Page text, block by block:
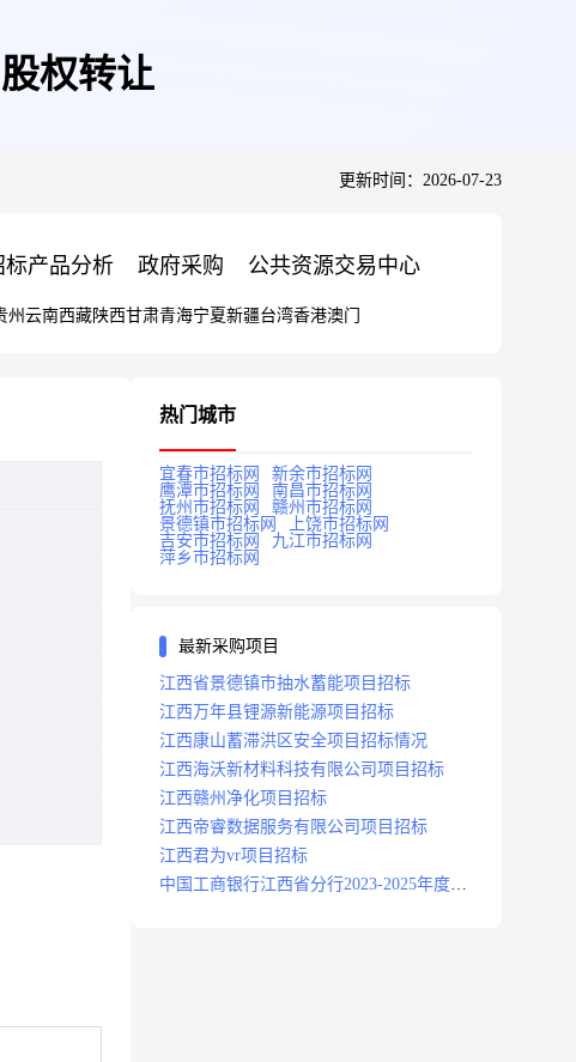
权转让
更新时间：2026-07-23
标产品分析 政府采购 公共资源交易中心
州 云南西藏陕西甘肃青海宁夏新疆台湾香港澳门
热门城市
宜春市招标网
新余市招标网
鹰潭市招标网
南昌市招标网
抚州市招标网
赣州市招标网
景德镇市招标网
上饶市招标网
吉安市招标网
九江市招标网
萍乡市招标网
最新采购项目
江西省景德镇市抽水蓄能项目招标
江西万年县锂源新能源项目招标
江西康山蓄滞洪区安全项目招标情况
江西海沃新材料科技有限公司项目招标
江西赣州净化项目招标
江西帝睿数据服务有限公司项目招标
江西君为vr项目招标
中国工商银行江西省分行2023-2025年度补